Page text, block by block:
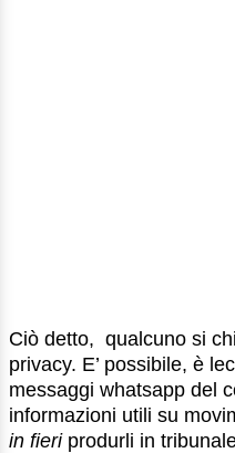
Ciò detto, qualcuno si
privacy. E’ possibile, è
messaggi whatsapp del
informazioni utili su
in fieriprodurli in